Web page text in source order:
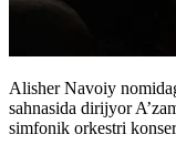
Alisher Navoiy
sahnasida dirijyor
simfonik orkestri